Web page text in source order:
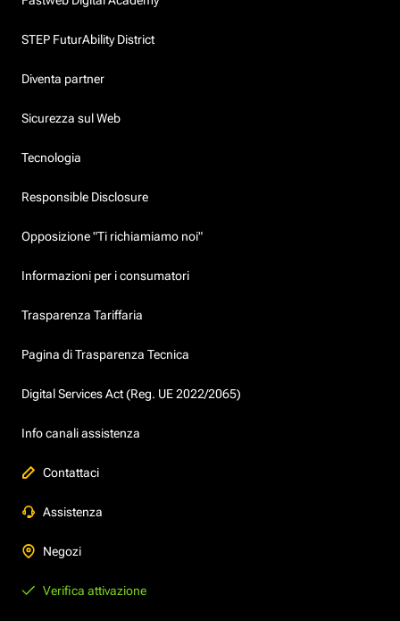
STEP FuturAbility District
Diventa partner
Sicurezza sul Web
Tecnologia
Responsible Disclosure
Opposizione "Ti richiamiamo noi"
Informazioni per i consumatori
Trasparenza Tariffaria
Pagina di Trasparenza Tecnica
Digital Services Act (Reg. UE 2022/2065)
Info canali assistenza
Contattaci
Assistenza
Negozi
Verifica attivazione